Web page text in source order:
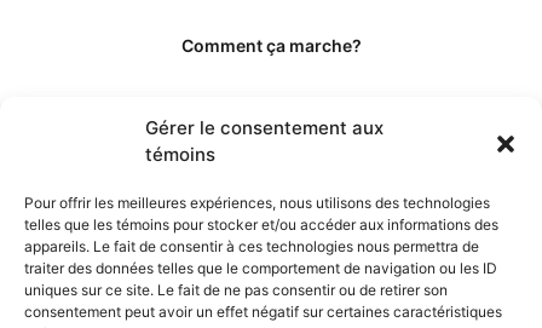
Gérer le consentement aux
témoins
Pour offrir les meilleures expériences, nous utilisons des technologies
telles que les témoins pour stocker et/ou accéder aux informations des
appareils. Le fait de consentir à ces technologies nous permettra de
traiter des données telles que le comportement de navigation ou les ID
uniques sur ce site. Le fait de ne pas consentir ou de retirer son
consentement peut avoir un effet négatif sur certaines caractéristiques
Comment ça marche?
Les éditeurs
Les experts et collaborateurs